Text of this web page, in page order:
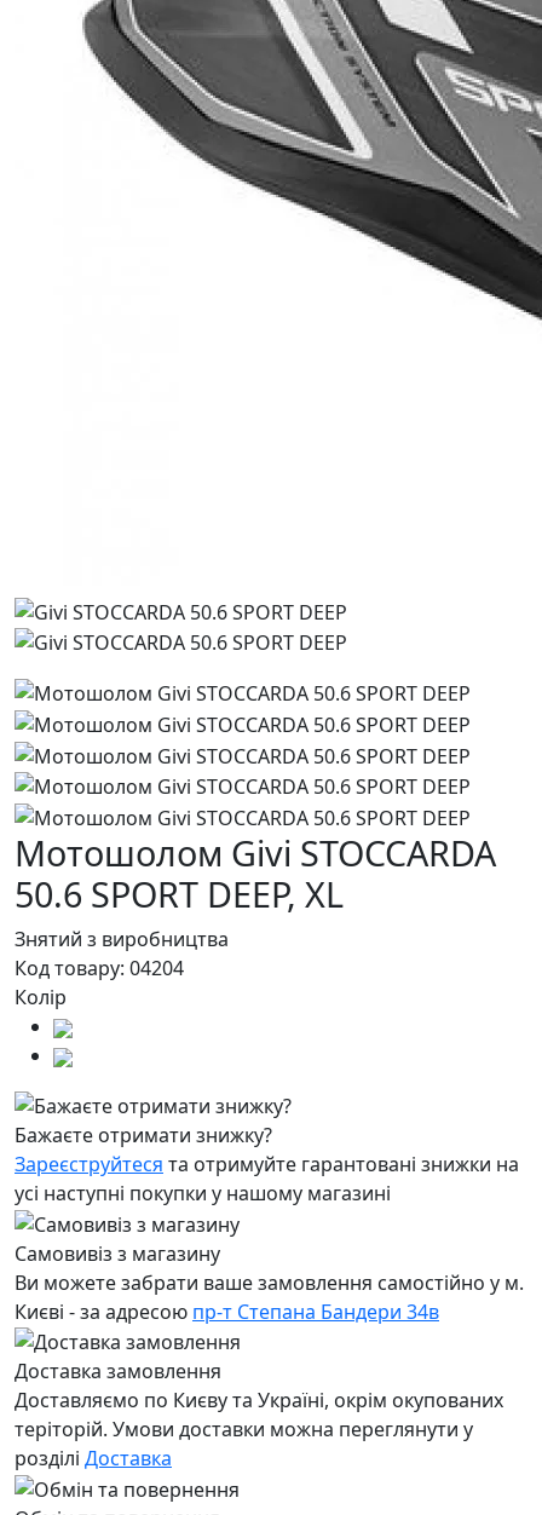
Мотошолом Givi STOCCARDA
50.6 SPORT DEEP, XL
Знятий з виробництва
Код товару: 04204
Колір
Бажаєте отримати знижку?
Зареєструйтеся та отримуйте гарантовані знижки на
усі наступні покупки у нашому магазині
Самовивіз з магазину
Ви можете забрати ваше замовлення самостійно у м.
Києві - за адресою пр-т Степана Бандери 34в
Доставка замовлення
Доставляємо по Києву та Україні, окрім окупованих
теріторій. Умови доставки можна переглянути у
розділі Доставка